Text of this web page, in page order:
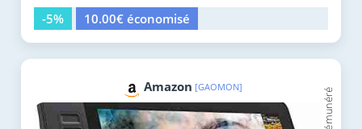
-5%
10.00€ économisé
Amazon [GAOMON]